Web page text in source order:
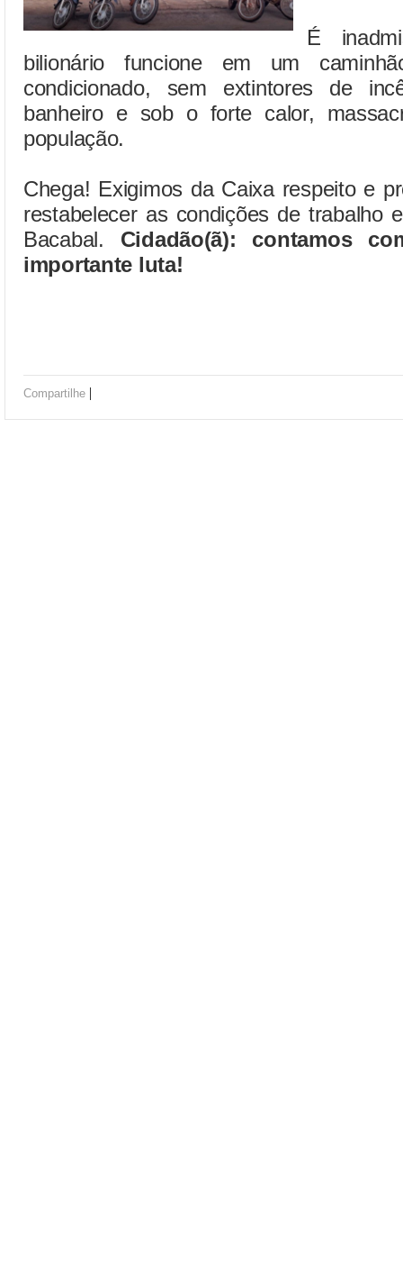
É
bilionário funcione em um
condicionado, sem extintores de
banheiro e sob o forte calor,
população.
Chega! Exigimos da Caixa respeito e
restabelecer as condições de trabalho
Bacabal. Cidadão(ã): contamos
importante luta!
Compartilhe |